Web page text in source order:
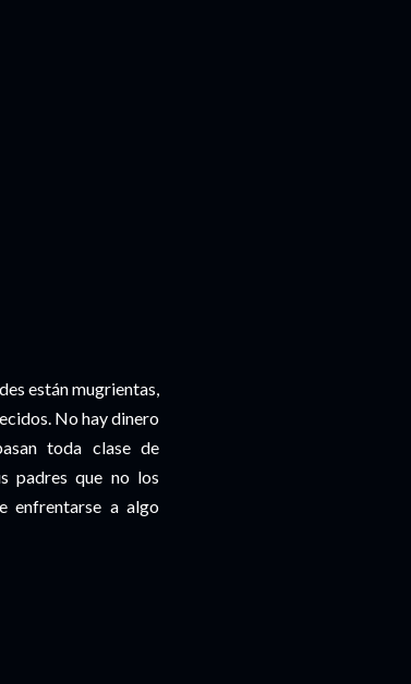
están mugrientas,
No hay dinero
toda clase de
padres que no los
enfrentarse a algo